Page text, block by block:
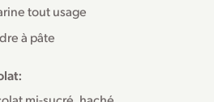
tout usage
à pâte